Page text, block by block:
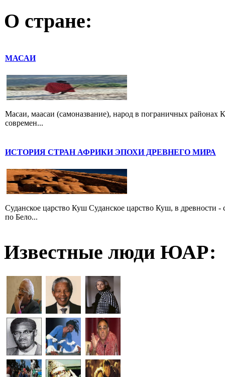
О стране:
МАСАИ
Масаи, маасаи (самоназвание), народ в пограничных
современ...
ИСТОРИЯ СТРАН АФРИКИ ЭПОХИ ДРЕВНЕГО МИРА
Суданское царство Куш Суданское царство Куш, в
по Бело...
Известные люди ЮАР: